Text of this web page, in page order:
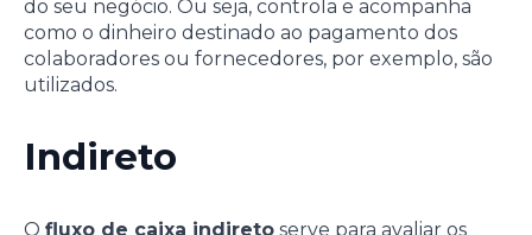
do seu negócio. Ou seja, controla e acompanha
como o dinheiro destinado ao pagamento dos
colaboradores ou fornecedores, por exemplo, são
utilizados.
Indireto
O fluxo de caixa indireto serve para avaliar os